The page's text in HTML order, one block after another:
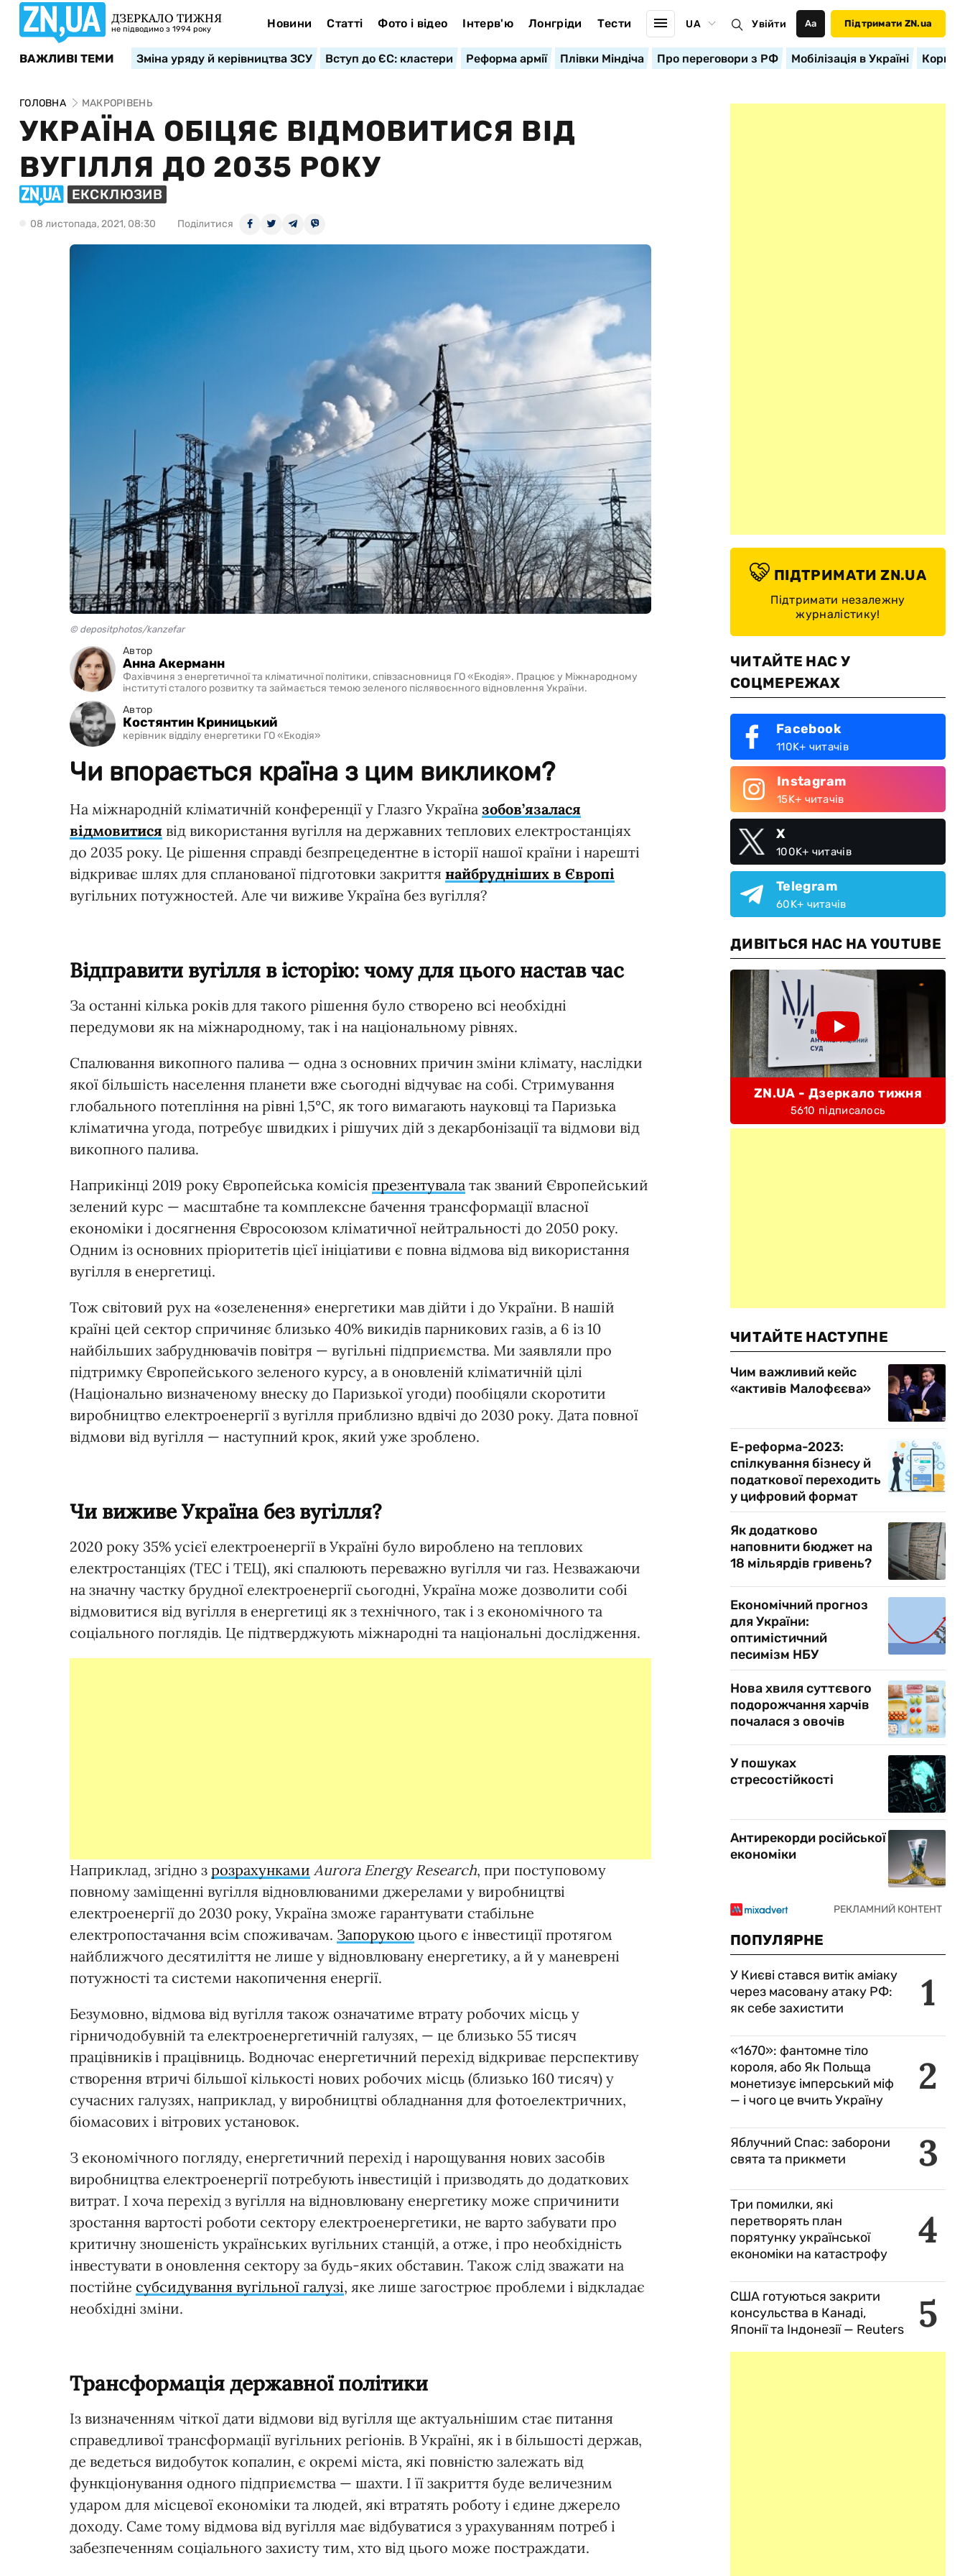
ДЗЕРКАЛО ТИЖНЯ
не підводимо з 1994 року Новини Статті Фото і відео Інтерв'ю Лонгріди Тести UA Увійти Аа Підтримати ZN.ua
ВАЖЛИВІ ТЕМИ Зміна уряду й керівництва ЗСУ Вступ до ЄС: кластери Реформа армії Плівки Міндіча Про переговори з РФ Мобілізація в Україні
ГОЛОВНА МАКРОРІВЕНЬ
УКРАЇНА ОБІЦЯЄ ВІДМОВИТИСЯ ВІД
ВУГІЛЛЯ ДО 2035 РОКУ
ЕКСКЛЮЗИВ
08 листопада, 2021, 08:30 Поділитися
© depositphotos/kanzefar
Автор
Анна Акерманн
Фахівчиня з енергетичної та кліматичної політики, співзасновниця ГО «Екодія». Працює у Міжнародному
інституті сталого розвитку та займається темою зеленого післявоєнного відновлення України.
Автор
Костянтин Криницький
керівник відділу енергетики ГО «Екодія»
Чи впорається країна з цим викликом?
На міжнародній кліматичній конференції у Глазго Україна зобов’язалася
відмовитися від використання вугілля на державних теплових електростанціях
до 2035 року. Це рішення справді безпрецедентне в історії нашої країни і нарешті
відкриває шлях для спланованої підготовки закриття найбрудніших в Європі
вугільних потужностей. Але чи виживе Україна без вугілля?
Відправити вугілля в історію: чому для цього настав час
За останні кілька років для такого рішення було створено всі необхідні
передумови як на міжнародному, так і на національному рівнях.
Спалювання викопного палива — одна з основних причин зміни клімату, наслідки
якої більшість населення планети вже сьогодні відчуває на собі. Стримування
глобального потепління на рівні 1,5°C, як того вимагають науковці та Паризька
кліматична угода, потребує швидких і рішучих дій з декарбонізації та відмови від
викопного палива.
Наприкінці 2019 року Європейська комісія презентувала так званий Європейський
зелений курс — масштабне та комплексне бачення трансформації власної
економіки і досягнення Євросоюзом кліматичної нейтральності до 2050 року.
Одним із основних пріоритетів цієї ініціативи є повна відмова від використання
вугілля в енергетиці.
Тож світовий рух на «озеленення» енергетики мав дійти і до України. В нашій
країні цей сектор спричиняє близько 40% викидів парникових газів, а 6 із 10
найбільших забруднювачів повітря — вугільні підприємства. Ми заявляли про
підтримку Європейського зеленого курсу, а в оновленій кліматичній цілі
(Національно визначеному внеску до Паризької угоди) пообіцяли скоротити
виробництво електроенергії з вугілля приблизно вдвічі до 2030 року. Дата повної
відмови від вугілля — наступний крок, який уже зроблено.
Чи виживе Україна без вугілля?
2020 року 35% усієї електроенергії в Україні було вироблено на теплових
електростанціях (ТЕС і ТЕЦ), які спалюють переважно вугілля чи газ. Незважаючи
на значну частку брудної електроенергії сьогодні, Україна може дозволити собі
відмовитися від вугілля в енергетиці як з технічного, так і з економічного та
соціального поглядів. Це підтверджують міжнародні та національні дослідження.
Наприклад, згідно з розрахунками Aurora Energy Research, при поступовому
повному заміщенні вугілля відновлюваними джерелами у виробництві
електроенергії до 2030 року, Україна зможе гарантувати стабільне
електропостачання всім споживачам. Запорукою цього є інвестиції протягом
найближчого десятиліття не лише у відновлювану енергетику, а й у маневрені
потужності та системи накопичення енергії.
Безумовно, відмова від вугілля також означатиме втрату робочих місць у
гірничодобувній та електроенергетичній галузях, — це близько 55 тисяч
працівників і працівниць. Водночас енергетичний перехід відкриває перспективу
створення втричі більшої кількості нових робочих місць (близько 160 тисяч) у
сучасних галузях, наприклад, у виробництві обладнання для фотоелектричних,
біомасових і вітрових установок.
З економічного погляду, енергетичний перехід і нарощування нових засобів
виробництва електроенергії потребують інвестицій і призводять до додаткових
витрат. І хоча перехід з вугілля на відновлювану енергетику може спричинити
зростання вартості роботи сектору електроенергетики, не варто забувати про
критичну зношеність українських вугільних станцій, а отже, і про необхідність
інвестувати в оновлення сектору за будь-яких обставин. Також слід зважати на
постійне субсидування вугільної галузі, яке лише загострює проблеми і відкладає
необхідні зміни.
Трансформація державної політики
Із визначенням чіткої дати відмови від вугілля ще актуальнішим стає питання
справедливої трансформації вугільних регіонів. В Україні, як і в більшості держав,
де ведеться видобуток копалин, є окремі міста, які повністю залежать від
функціонування одного підприємства — шахти. І її закриття буде величезним
ударом для місцевої економіки та людей, які втратять роботу і єдине джерело
доходу. Саме тому відмова від вугілля має відбуватися з урахуванням потреб і
забезпеченням соціального захисту тим, хто від цього може постраждати.
ПІДТРИМАТИ ZN.UA
Підтримати незалежну
журналістику!
ЧИТАЙТЕ НАС У
СОЦМЕРЕЖАХ
Facebook
110K+ читачів
Instagram
15K+ читачів
X
100K+ читачів
Telegram
60K+ читачів
ДИВІТЬСЯ НАС НА YOUTUBE
ZN.UA - Дзеркало тижня
5610 підписалось
ЧИТАЙТЕ НАСТУПНЕ
Чим важливий кейс
«активів Малофєєва»
Е-реформа-2023:
спілкування бізнесу й
податкової переходить
у цифровий формат
Як додатково
наповнити бюджет на
18 мільярдів гривень?
Економічний прогноз
для України:
оптимістичний
песимізм НБУ
Нова хвиля суттєвого
подорожчання харчів
почалася з овочів
У пошуках
стресостійкості
Антирекорди російської
економіки
ПОПУЛЯРНЕ
1
У Києві стався витік аміаку
через масовану атаку РФ:
як себе захистити
2
«1670»: фантомне тіло
короля, або Як Польща
монетизує імперський міф
— і чого це вчить Україну
3
Яблучний Спас: заборони
свята та прикмети
4
Три помилки, які
перетворять план
порятунку української
економіки на катастрофу
5
США готуються закрити
консульства в Канаді,
Японії та Індонезії — Reuters